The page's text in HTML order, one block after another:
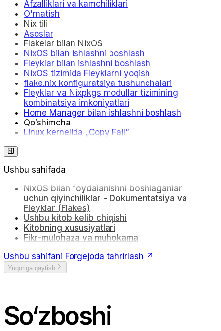
Afzalliklari va kamchiliklari
O'rnatish
Nix tili
Asoslar
Flakelar bilan NixOS
NixOS bilan ishlashni boshlash
Fleyklar bilan ishlashni boshlash
NixOS tizimida Fleyklarni yoqish
flake.nix konfiguratsiya tushunchalari
Fleyklar va Nixpkgs modullar tizimining
kombinatsiya imkoniyatlari
Home Manager bilan ishlashni boshlash
Qoʻshimcha
Linux kernelida „Copy Fail“
Ushbu sahifada
NixOS bilan foydalanishni boshlaganlar
uchun qiyinchiliklar - Dokumentatsiya va
Fleyklar (Flakes)
Ushbu kitob kelib chiqishi
Kitobning xususiyatlari
Fikr-mulohaza va muhokama
Ushbu sahifani Forgejoda tahrirlash
Yuqoriga qaytish
So‘zboshi